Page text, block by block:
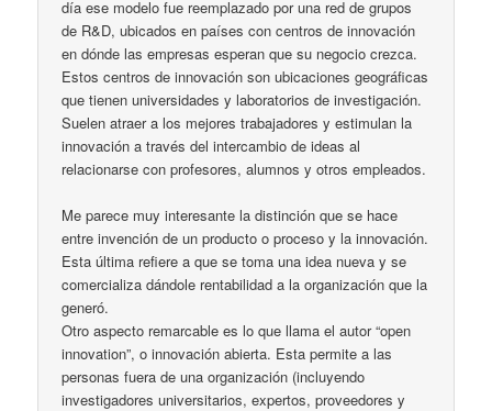
día ese modelo fue reemplazado por una red de grupos
de R&D, ubicados en países con centros de innovación
en dónde las empresas esperan que su negocio crezca.
Estos centros de innovación son ubicaciones geográficas
que tienen universidades y laboratorios de investigación.
Suelen atraer a los mejores trabajadores y estimulan la
innovación a través del intercambio de ideas al
relacionarse con profesores, alumnos y otros empleados.
Me parece muy interesante la distinción que se hace
entre invención de un producto o proceso y la innovación.
Esta última refiere a que se toma una idea nueva y se
comercializa dándole rentabilidad a la organización que la
generó.
Otro aspecto remarcable es lo que llama el autor “open
innovation”, o innovación abierta. Esta permite a las
personas fuera de una organización (incluyendo
investigadores universitarios, expertos, proveedores y